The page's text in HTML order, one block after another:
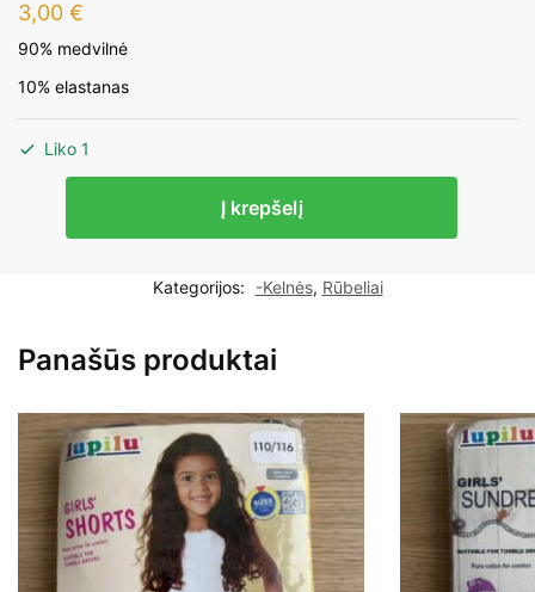
3,00 €
90% medvilnė
10% elastanas
Liko 1
Vilaurita
Į krepšelį
Kategorijos: -Kelnės, Rūbeliai
Panašūs produktai